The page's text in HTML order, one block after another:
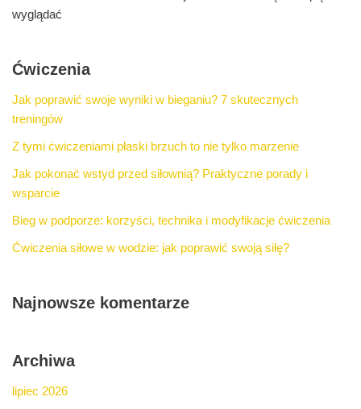
wyglądać
Ćwiczenia
Jak poprawić swoje wyniki w bieganiu? 7 skutecznych
treningów
Z tymi ćwiczeniami płaski brzuch to nie tylko marzenie
Jak pokonać wstyd przed siłownią? Praktyczne porady i
wsparcie
Bieg w podporze: korzyści, technika i modyfikacje ćwiczenia
Ćwiczenia siłowe w wodzie: jak poprawić swoją siłę?
Najnowsze komentarze
Archiwa
lipiec 2026